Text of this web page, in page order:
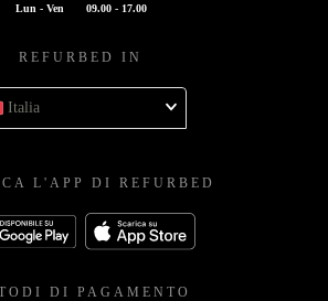
Lun - Ven 09.00 - 17.00
REFURBED IN
Italia
L'APP DI REFURBED
DI PAGAMENTO